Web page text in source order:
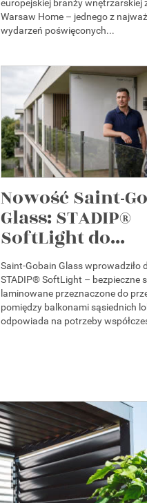
europejskiej branży wnętrzarskiej
Warsaw Home – jednego z
wydarzeń poświęconych...
Nowość Saint-
Glass: STADIP®
SoftLight do...
Saint-Gobain Glass wprowadziło
STADIP® SoftLight – bezpieczne
laminowane przeznaczone do
pomiędzy balkonami sąsiednich
odpowiada na potrzeby